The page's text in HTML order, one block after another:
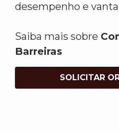
desempenho e
Saiba mais sobre
Barreiras
SOLICITAR